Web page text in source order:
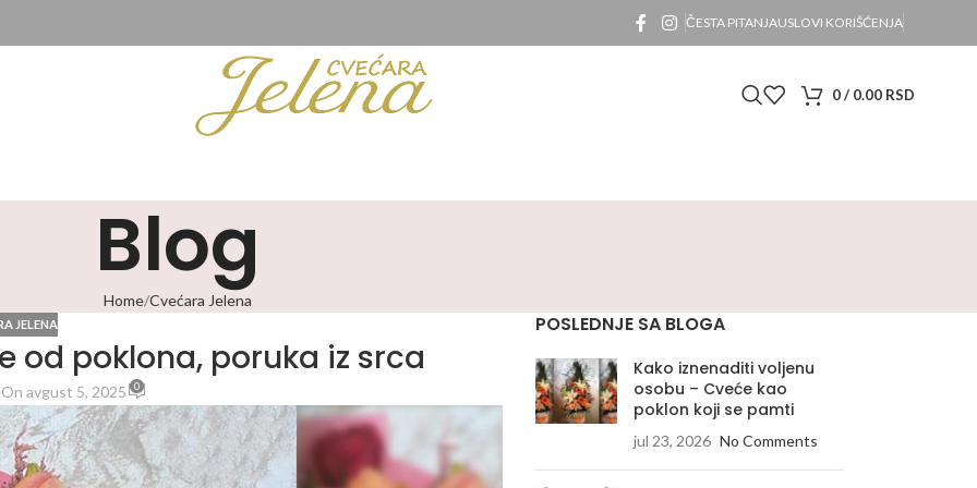
ČESTA PITANJAUSLOVI KORIŠĆENJA
0/ 0.00RSD
Blog
Home Cvećara Jelena
JELENA
od poklona, poruka iz srca
On avgust 5, 2025 0
POSLEDNJE SA BLOGA
Kako iznenaditi voljenu
osobu – Cveće kao
poklon koji se pamti
jul 23, 2026 No Comments